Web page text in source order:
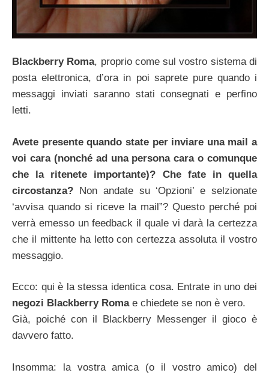
Blackberry Roma, proprio come sul vostro sistema di
posta elettronica, d’ora in poi saprete pure quando i
messaggi inviati saranno stati consegnati e perfino
letti.
Avete presente quando state per inviare una mail a
voi cara (nonché ad una persona cara o comunque
che la ritenete importante)? Che fate in quella
circostanza? Non andate su ‘Opzioni’ e selzionate
‘avvisa quando si riceve la mail”? Questo perché poi
verrà emesso un feedback il quale vi darà la certezza
che il mittente ha letto con certezza assoluta il vostro
messaggio.
Ecco: qui è la stessa identica cosa. Entrate in uno dei
negozi Blackberry Romae chiedete se non è vero.
Già, poiché con il Blackberry Messenger il gioco è
davvero fatto.
Insomma: la vostra amica (o il vostro amico) del